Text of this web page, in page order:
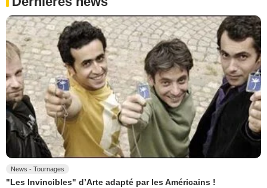
News - Tournages
"Les Invincibles" d’Arte adapté par les Américains !